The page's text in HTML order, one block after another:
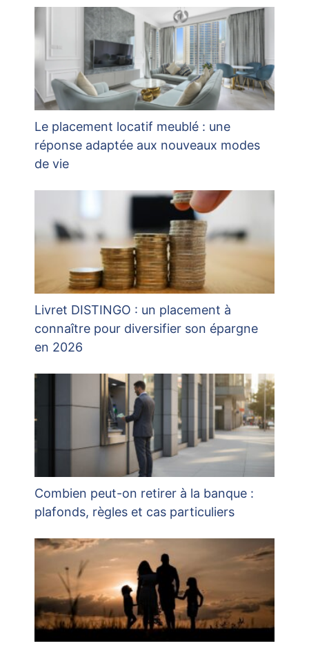
Le placement locatif meublé : une
réponse adaptée aux nouveaux modes
de vie
Livret DISTINGO : un placement à
connaître pour diversifier son épargne
en 2026
Combien peut-on retirer à la banque :
plafonds, règles et cas particuliers